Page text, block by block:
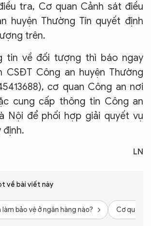
tra, Cơ quan Cảnh sát điều
huyện Thường Tín quyết định
trên.
tin về đối tượng thì báo ngay
CSĐT Công an huyện Thường
cơ quan Công an nơi
cung cấp thông tin Công an
Nội để phối hợp giải quyết vụ
định.
LN
về bài viết này
làm bảo vệ ở ngân hàng nào? Cơ quan